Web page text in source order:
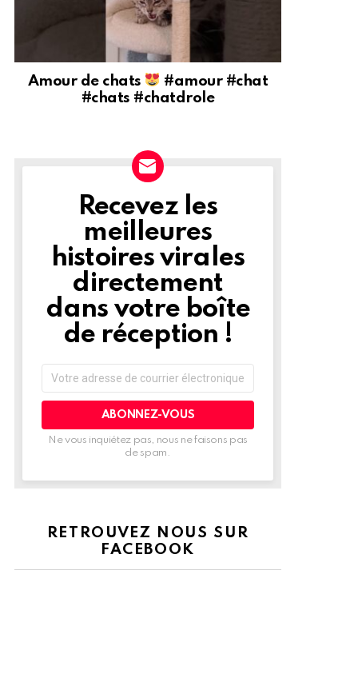
Amour de chats
#amour #chat
#chats #chatdrole
NEWSLETTER
Recevez les
meilleures
histoires virales
directement
dans votre boîte
de réception !
de
courrier
électronique:
Ne vous inquiétez pas, nous ne faisons pas
de spam.
RETROUVEZ NOUS SUR
FACEBOOK